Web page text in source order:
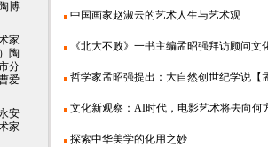
博
家
陶
分
爱
安
家
中国画家赵淑云的艺术人生与艺术观
《北大不败》一书主编孟昭强拜访顾问
哲学家孟昭强提出：大自然创世纪学说【
文化新观察：AI时代，电影艺术将去向何
探索中华美学的化用之妙